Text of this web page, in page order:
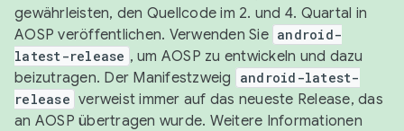
gewährleisten, den Quellcode im 2. und 4. Quartal in
AOSP veröffentlichen. Verwenden Sie android-
latest-release , um AOSP zu entwickeln und dazu
beizutragen. Der Manifestzweig
android-latest-
release verweist immer auf das neueste Release, das
an AOSP übertragen wurde. Weitere Informationen